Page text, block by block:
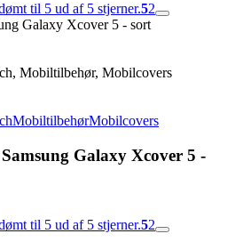
til 5 ud af 5 stjerner.52
Galaxy Xcover 5 - sort
Mobiltilbehør, Mobilcovers
MobiltilbehørMobilcovers
Galaxy Xcover 5 -
til 5 ud af 5 stjerner.52